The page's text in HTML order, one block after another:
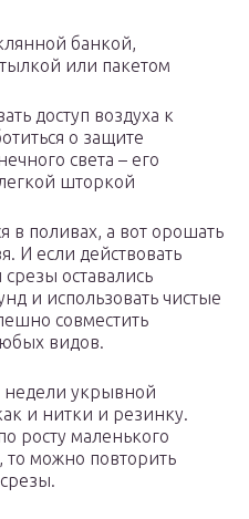
банкой,
или пакетом
доступ воздуха к
о защите
света – его
шторкой
в поливах, а вот орошать
И если действовать
оставались
и использовать чистые
совместить
видов.
недели укрывной
и нитки и резинку.
росту маленького
то можно повторить